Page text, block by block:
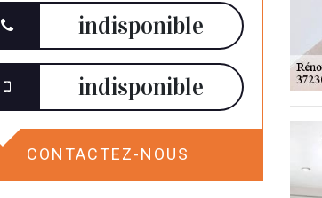
indisponible
indisponible
CONTACTEZ-NOUS